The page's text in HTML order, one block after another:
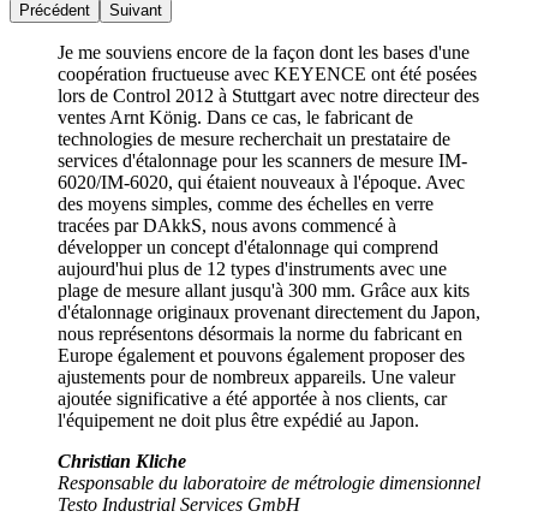
Précédent Suivant
Je me souviens encore de la façon dont les bases d'une
coopération fructueuse avec KEYENCE ont été posées
lors de Control 2012 à Stuttgart avec notre directeur des
ventes Arnt König. Dans ce cas, le fabricant de
technologies de mesure recherchait un prestataire de
services d'étalonnage pour les scanners de mesure IM-
6020/IM-6020, qui étaient nouveaux à l'époque. Avec
des moyens simples, comme des échelles en verre
tracées par DAkkS, nous avons commencé à
développer un concept d'étalonnage qui comprend
aujourd'hui plus de 12 types d'instruments avec une
plage de mesure allant jusqu'à 300 mm. Grâce aux kits
d'étalonnage originaux provenant directement du Japon,
nous représentons désormais la norme du fabricant en
Europe également et pouvons également proposer des
ajustements pour de nombreux appareils. Une valeur
ajoutée significative a été apportée à nos clients, car
l'équipement ne doit plus être expédié au Japon.
Christian Kliche
Responsable du laboratoire de métrologie dimensionnel
Testo Industrial Services GmbH